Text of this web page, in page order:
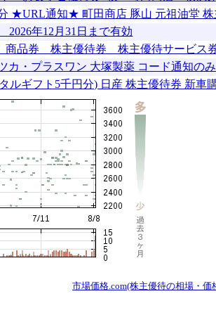
★URL通知★ 町田商店 豚山 元祖油堂 株
年12月31日まで有効
品券 株主優待券 株主優待サービス
カ・プラスワン 大塚製薬 コード通知の
ルギフト5千円分) 日産 株主優待券 新車
市場価格.com(株主優待の相場・価